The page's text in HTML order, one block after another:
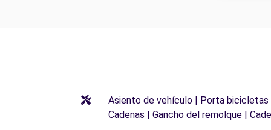
Asiento de vehículo | Porta bicicletas
Cadenas | Gancho del remolque |